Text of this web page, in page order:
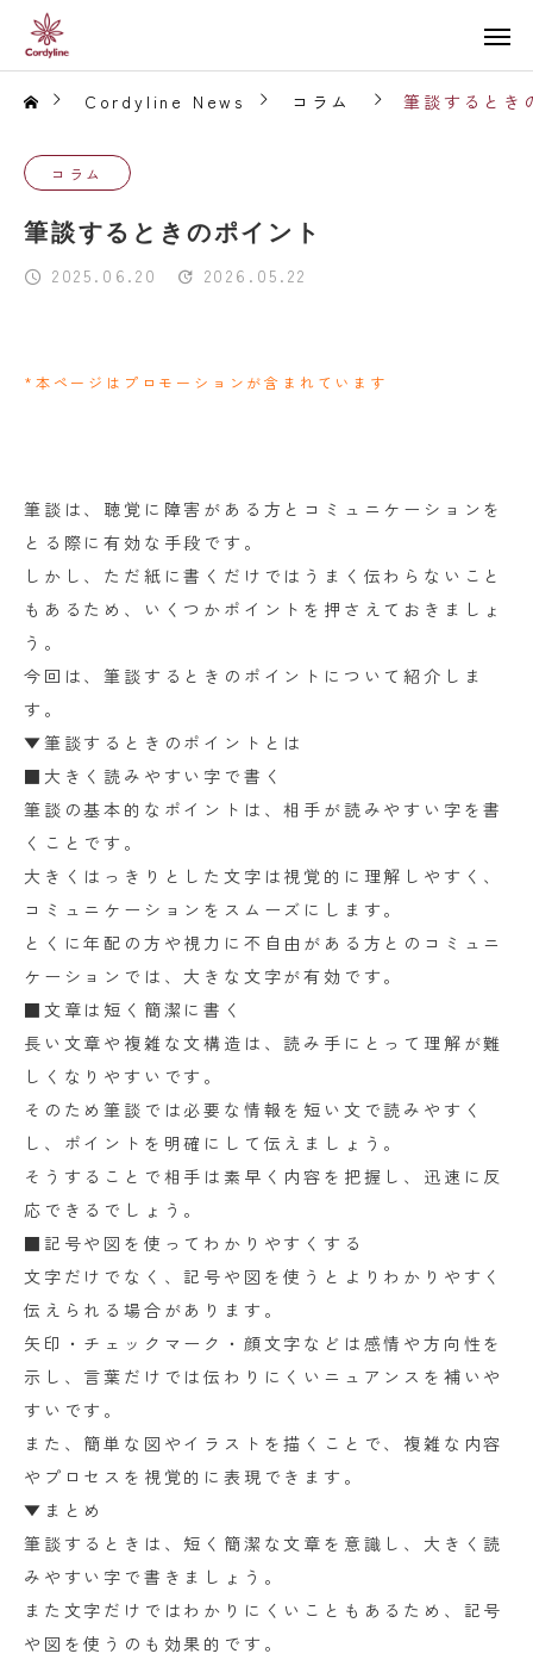
Cordyline News コラム 筆談するとき
コラム
筆談するときのポイント
2025.06.20 2026.05.22
*本ページはプロモーションが含まれています
筆談は、聴覚に障害がある方とコミュニケーションを
とる際に有効な手段です。
しかし、ただ紙に書くだけではうまく伝わらないこと
もあるため、いくつかポイントを押さえておきましょ
う。
今回は、筆談するときのポイントについて紹介しま
す。
▼筆談するときのポイントとは
■大きく読みやすい字で書く
筆談の基本的なポイントは、相手が読みやすい字を書
くことです。
大きくはっきりとした文字は視覚的に理解しやすく、
コミュニケーションをスムーズにします。
とくに年配の方や視力に不自由がある方とのコミュニ
ケーションでは、大きな文字が有効です。
■文章は短く簡潔に書く
長い文章や複雑な文構造は、読み手にとって理解が難
しくなりやすいです。
そのため筆談では必要な情報を短い文で読みやすく
し、ポイントを明確にして伝えましょう。
そうすることで相手は素早く内容を把握し、迅速に反
応できるでしょう。
■記号や図を使ってわかりやすくする
文字だけでなく、記号や図を使うとよりわかりやすく
伝えられる場合があります。
矢印・チェックマーク・顔文字などは感情や方向性を
示し、言葉だけでは伝わりにくいニュアンスを補いや
すいです。
また、簡単な図やイラストを描くことで、複雑な内容
やプロセスを視覚的に表現できます。
▼まとめ
筆談するときは、短く簡潔な文章を意識し、大きく読
みやすい字で書きましょう。
また文字だけではわかりにくいこともあるため、記号
や図を使うのも効果的です。